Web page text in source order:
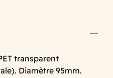
transparent
Diamètre 95mm.